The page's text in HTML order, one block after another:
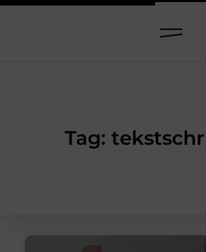
Tag: